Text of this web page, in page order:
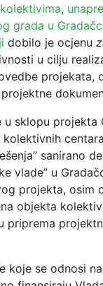
,
grada u
dobilo je ocjenu
u cilju
projekata,
sklopu projekta
kolektivnih
sanirano
vlade” u
projekta, osim
objekta
priprema
koje se odnosi